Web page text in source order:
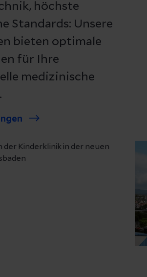
höchste
Standards: Unsere
bieten optimale
für Ihre
medizinische